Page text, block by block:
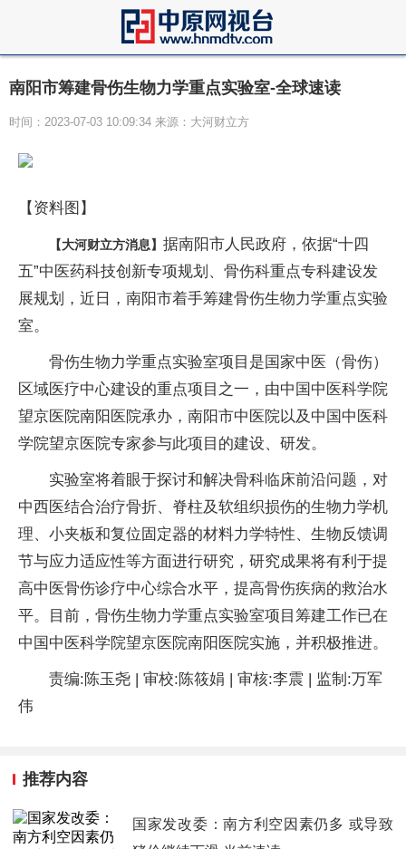
南阳市筹建骨伤生物力学重点实验室-全球速读
时间：2023-07-03 10:09:34 来源：大河财立方
【资料图】
【大河财立方消息】 据南阳市人民政府，依据“十四
五”中医药科技创新专项规划、骨伤科重点专科建设发
展规划，近日，南阳市着手筹建骨伤生物力学重点实验
室。
骨伤生物力学重点实验室项目是国家中医（骨伤）
区域医疗中心建设的重点项目之一，由中国中医科学院
望京医院南阳医院承办，南阳市中医院以及中国中医科
学院望京医院专家参与此项目的建设、研发。
实验室将着眼于探讨和解决骨科临床前沿问题，对
中西医结合治疗骨折、脊柱及软组织损伤的生物力学机
理、小夹板和复位固定器的材料力学特性、生物反馈调
节与应力适应性等方面进行研究，研究成果将有利于提
高中医骨伤诊疗中心综合水平，提高骨伤疾病的救治水
平。目前，骨伤生物力学重点实验室项目筹建工作已在
中国中医科学院望京医院南阳医院实施，并积极推进。
责编:陈玉尧 | 审校:陈筱娟 | 审核:李震 | 监制:万军
伟
推荐内容
国家发改委：南方利空因素仍多 或导致